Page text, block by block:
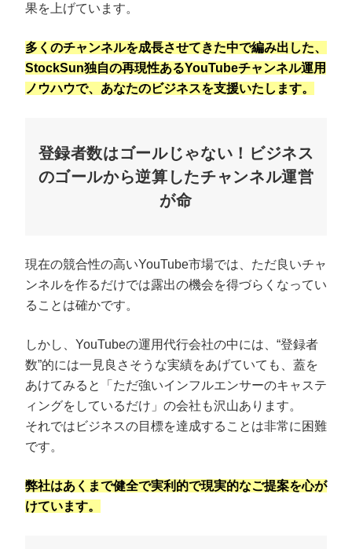
果を上げています。
多くのチャンネルを成長させてきた中で編み出した、
StockSun独自の再現性あるYouTubeチャンネル運用
ノウハウで、あなたのビジネスを支援いたします。
登録者数はゴールじゃない！ビジネス
のゴールから逆算したチャンネル運営
が命
現在の競合性の高いYouTube市場では、ただ良いチャ
ンネルを作るだけでは露出の機会を得づらくなってい
ることは確かです。
しかし、YouTubeの運用代行会社の中には、“登録者
数”的には一見良さそうな実績をあげていても、蓋を
あけてみると「ただ強いインフルエンサーのキャステ
ィングをしているだけ」の会社も沢山あります。
それではビジネスの目標を達成することは非常に困難
です。
弊社はあくまで健全で実利的で現実的なご提案を心が
けています。